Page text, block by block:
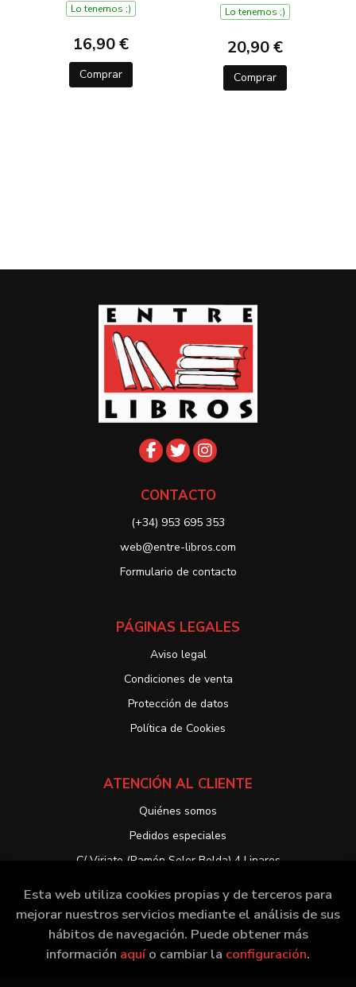
Lo tenemos ;)
16,90 €
Comprar
Lo tenemos ;)
20,90 €
Comprar
CONTACTO
(+34) 953 695 353
web@entre-libros.com
Formulario de contacto
PÁGINAS LEGALES
Aviso legal
Condiciones de venta
Protección de datos
Política de Cookies
ATENCIÓN AL CLIENTE
Quiénes somos
Pedidos especiales
C/ Viriato (Ramón Soler Belda) 4 Linares
2026 ©Librería EntreLibros . Todos los Derechos
Reservados |Grupo Trevenque
Esta web utiliza cookies propias y de terceros para
mejorar nuestros servicios mediante el análisis de sus
hábitos de navegación. Puede obtener más
información aquío cambiar la configuración.